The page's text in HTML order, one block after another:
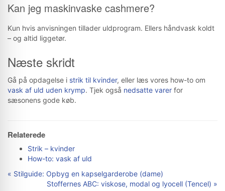
Kan jeg maskinvaske cashmere?
Kun hvis anvisningen tillader uldprogram. Ellers håndvask koldt
– og altid liggetør.
Næste skridt
Gå på opdagelse i strik til kvinder, eller læs vores how-to om
vask af uld uden krymp. Tjek også nedsatte varer for
sæsonens gode køb.
Relaterede
Strik – kvinder
How-to: vask af uld
« Stilguide: Opbyg en kapselgarderobe (dame)
Stoffernes ABC: viskose, modal og lyocell (Tencel) »